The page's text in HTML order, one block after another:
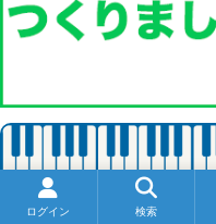
ログイン 検索